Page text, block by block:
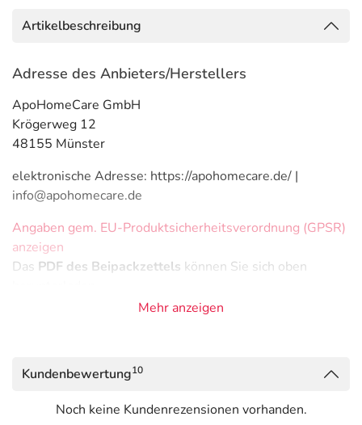
Artikelbeschreibung
Adresse des Anbieters/Herstellers
ApoHomeCare GmbH
Krögerweg 12
48155 Münster
elektronische Adresse: https://apohomecare.de/ |
info@apohomecare.de
Angaben gem. EU-Produktsicherheitsverordnung (GPSR)
anzeigen
Das PDF des Beipackzettels können Sie sich oben
Mehr anzeigen
Kundenbewertung10
Noch keine Kundenrezensionen vorhanden.